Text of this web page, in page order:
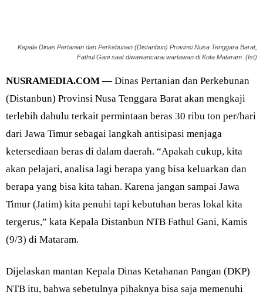
Kepala Dinas Pertanian dan Perkebunan (Distanbun) Provinsi Nusa Tenggara Barat,
Fathul Gani saat diwawancarai wartawan di Kota Mataram. (Ist)
NUSRAMEDIA.COM —Dinas Pertanian dan Perkebunan
(Distanbun) Provinsi Nusa Tenggara Barat akan mengkaji
terlebih dahulu terkait permintaan beras 30 ribu ton per/hari
dari Jawa Timur sebagai langkah antisipasi menjaga
ketersediaan beras di dalam daerah. “Apakah cukup, kita
akan pelajari, analisa lagi berapa yang bisa keluarkan dan
berapa yang bisa kita tahan. Karena jangan sampai Jawa
Timur (Jatim) kita penuhi tapi kebutuhan beras lokal kita
tergerus,” kata Kepala Distanbun NTB Fathul Gani, Kamis
(9/3) di Mataram.
Dijelaskan mantan Kepala Dinas Ketahanan Pangan (DKP)
NTB itu, bahwa sebetulnya pihaknya bisa saja memenuhi